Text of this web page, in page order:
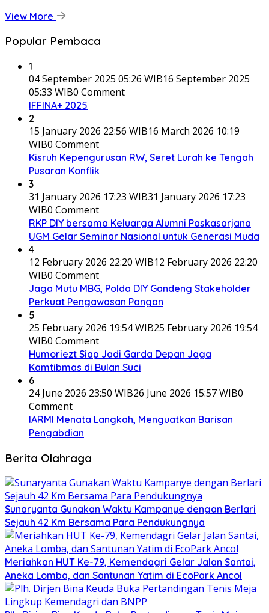
View More
Popular Pembaca
1
04 September 2025 05:26 WIB16 September 2025
05:33 WIB0 Comment
IFFINA+ 2025
2
15 January 2026 22:56 WIB16 March 2026 10:19
WIB0 Comment
Kisruh Kepengurusan RW, Seret Lurah ke Tengah
Pusaran Konflik
3
31 January 2026 17:23 WIB31 January 2026 17:23
WIB0 Comment
RKP DIY bersama Keluarga Alumni Paskasarjana
UGM Gelar Seminar Nasional untuk Generasi Muda
4
12 February 2026 22:20 WIB12 February 2026 22:20
WIB0 Comment
Jaga Mutu MBG, Polda DIY Gandeng Stakeholder
Perkuat Pengawasan Pangan
5
25 February 2026 19:54 WIB25 February 2026 19:54
WIB0 Comment
Humoriezt Siap Jadi Garda Depan Jaga
Kamtibmas di Bulan Suci
6
24 June 2026 23:50 WIB26 June 2026 15:57 WIB0
Comment
IARMI Menata Langkah, Menguatkan Barisan
Pengabdian
Berita Olahraga
Sunaryanta Gunakan Waktu Kampanye dengan Berlari
Sejauh 42 Km Bersama Para Pendukungnya
Meriahkan HUT Ke-79, Kemendagri Gelar Jalan Santai,
Aneka Lomba, dan Santunan Yatim di EcoPark Ancol